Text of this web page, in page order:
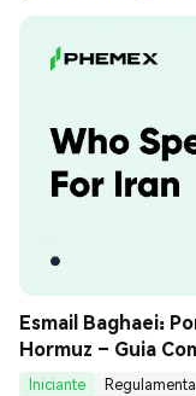
Esmail Baghaei:
Hormuz – Guia
Iniciante